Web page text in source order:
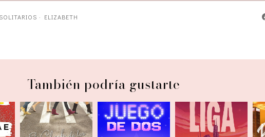
· ELIZABETH
También podría gustarte
El club de los